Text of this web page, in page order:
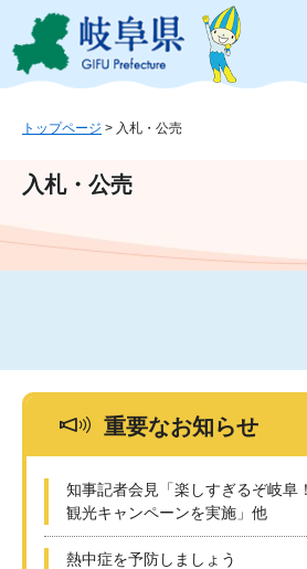
ジ
ュ
文
このページの本文へ
トップページ > 入札・公売
入札・公売
重要なお知らせ
知事記者会見「楽しすぎるぞ岐阜
観光キャンペーンを実施」他
熱中症を予防しましょう